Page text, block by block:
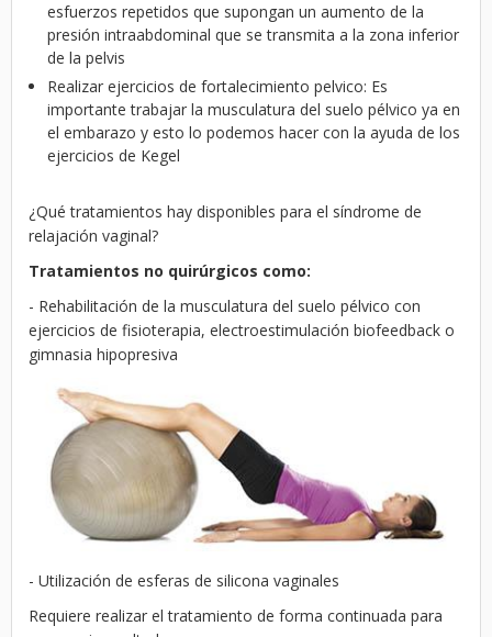
esfuerzos repetidos que supongan un aumento de la
presión intraabdominal que se transmita a la zona inferior
de la pelvis
Realizar ejercicios de fortalecimiento pelvico: Es
importante trabajar la musculatura del suelo pélvico ya en
el embarazo y esto lo podemos hacer con la ayuda de los
ejercicios de Kegel
¿Qué tratamientos hay disponibles para el síndrome de
relajación vaginal?
Tratamientos no quirúrgicos como:
- Rehabilitación de la musculatura del suelo pélvico con
ejercicios de fisioterapia, electroestimulación biofeedback o
gimnasia hipopresiva
- Utilización de esferas de silicona vaginales
Requiere realizar el tratamiento de forma continuada para